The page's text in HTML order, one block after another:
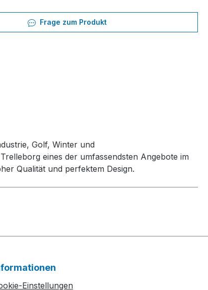
Frage zum Produkt
Golf, Winter und
eines der umfassendsten Angebote im
Qualität und perfektem Design.
Einstellungen